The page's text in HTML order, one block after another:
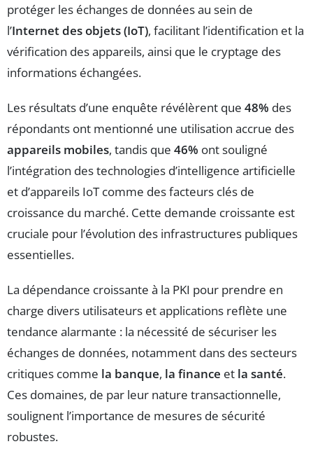
protéger les échanges de données au sein de
l’Internet des objets (IoT), facilitant l’identification et la
vérification des appareils, ainsi que le cryptage des
informations échangées.
Les résultats d’une enquête révélèrent que 48% des
répondants ont mentionné une utilisation accrue des
appareils mobiles, tandis que 46% ont souligné
l’intégration des technologies d’intelligence artificielle
et d’appareils IoT comme des facteurs clés de
croissance du marché. Cette demande croissante est
cruciale pour l’évolution des infrastructures publiques
essentielles.
La dépendance croissante à la PKI pour prendre en
charge divers utilisateurs et applications reflète une
tendance alarmante : la nécessité de sécuriser les
échanges de données, notamment dans des secteurs
critiques comme la banque, la finance et la santé.
Ces domaines, de par leur nature transactionnelle,
soulignent l’importance de mesures de sécurité
robustes.